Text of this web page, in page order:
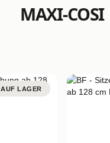
MAXI-COSI
AUF LAGER